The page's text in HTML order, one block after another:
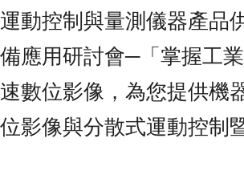
動控制與量測儀器產品
應用研討會─「掌握工
數位影像，為您提供機
影像與分散式運動控制